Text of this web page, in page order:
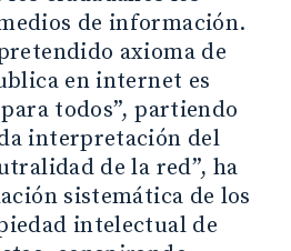
de información.
axioma de
en internet es
todos”, partiendo
interpretación del
de la red”, ha
sistemática de los
intelectual de